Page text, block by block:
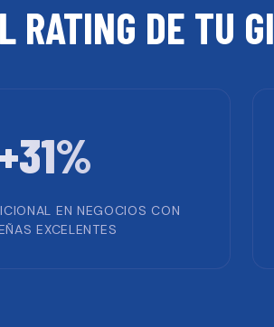
RATING DE TU
+31%
EN NEGOCIOS CON
EXCELENTES